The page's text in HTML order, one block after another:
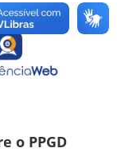
o PPGD